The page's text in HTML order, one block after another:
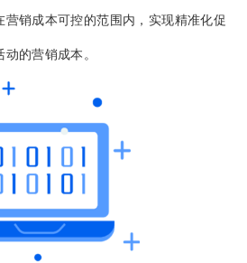
营销成本可控的范围内，实现精准化促
的营销成本。